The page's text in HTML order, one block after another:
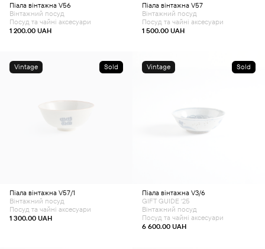
Піала вінтажна V56
1 200.00 UAH
Вінтажний посуд
Посуд та чайні аксесуари
Піала вінтажна V57
1 500.00 UAH
Вінтажний посуд
Посуд та чайні аксесуари
Vintage Sold
Піала вінтажна V57/1
1 300.00 UAH
Вінтажний посуд
Посуд та чайні аксесуари
Vintage Sold
Піала вінтажна V3/6
6 600.00 UAH
GIFT GUIDE '25
Вінтажний посуд
Посуд та чайні аксесуари